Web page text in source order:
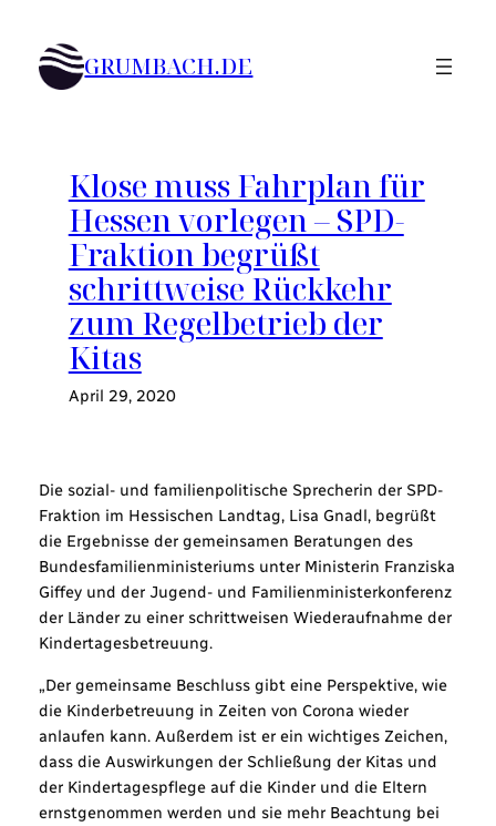
Inhalt
springen GRUMBACH.DE
Klose muss Fahrplan für
Hessen vorlegen – SPD-
Fraktion begrüßt
schrittweise Rückkehr
zum Regelbetrieb der
Kitas
April 29, 2020
Die sozial- und familienpolitische Sprecherin der SPD-
Fraktion im Hessischen Landtag, Lisa Gnadl, begrüßt
die Ergebnisse der gemeinsamen Beratungen des
Bundesfamilienministeriums unter Ministerin Franziska
Giffey und der Jugend- und Familienministerkonferenz
der Länder zu einer schrittweisen Wiederaufnahme der
Kindertagesbetreuung.
„Der gemeinsame Beschluss gibt eine Perspektive, wie
die Kinderbetreuung in Zeiten von Corona wieder
anlaufen kann. Außerdem ist er ein wichtiges Zeichen,
dass die Auswirkungen der Schließung der Kitas und
der Kindertagespflege auf die Kinder und die Eltern
ernstgenommen werden und sie mehr Beachtung bei